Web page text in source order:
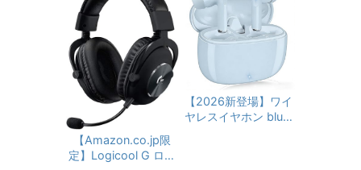
【Amazon.co.jp限
定】Logicool G ロジ
【2026新登場】ワイ
ヤレスイヤホン bluet